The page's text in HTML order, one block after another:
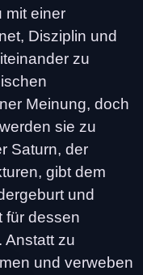
mit einer
Disziplin und
zu
Meinung, doch
sie zu
Saturn, der
gibt dem
und
für dessen
Anstatt zu
und verweben